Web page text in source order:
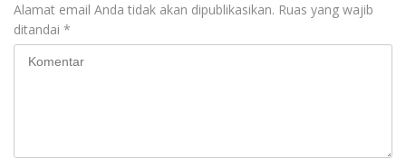
Alamat email Anda tidak akan dipublikasikan. Ruas yang wajib
ditandai *